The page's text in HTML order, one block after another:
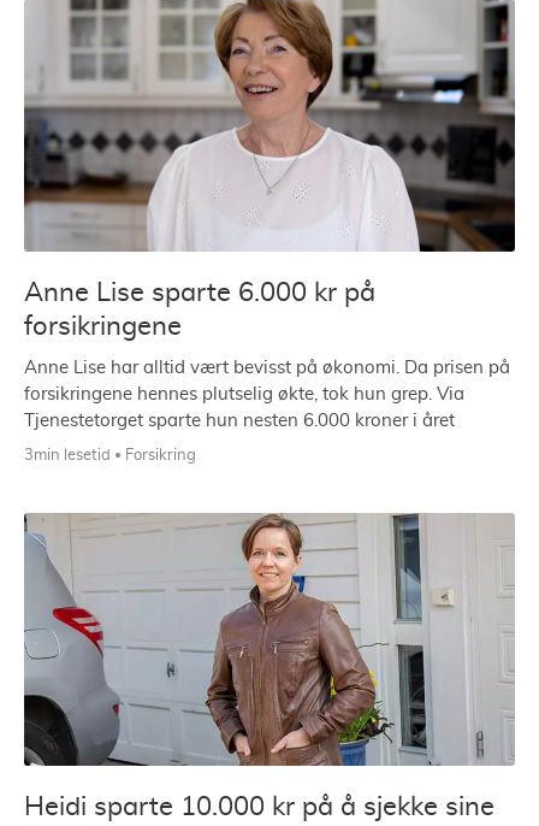
Anne Lise sparte 6.000 kr på
forsikringene
Anne Lise har alltid vært bevisst på økonomi. Da prisen på
forsikringene hennes plutselig økte, tok hun grep. Via
Tjenestetorget sparte hun nesten 6.000 kroner i året
3min lesetid Forsikring
Heidi sparte 10.000 kr på å sjekke sine